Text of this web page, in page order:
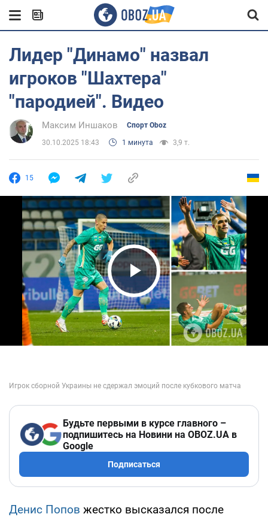
Лидер "Динамо" назвал
игроков "Шахтера"
"пародией". Видео
Максим Иншаков Спорт Oboz
30.10.2025 18:43 1 минута 3,9 т.
15
Play Video
Будьте первыми в курсе главного –
подпишитесь на Новини на OBOZ.UA в
Google
Подписаться
Денис Попов жестко высказался после